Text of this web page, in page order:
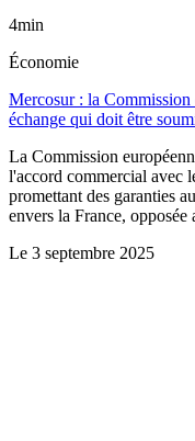
4min
Économie
Mercosur : la Commission
échange qui doit être
La Commission
l'accord commercial avec
promettant des garanties
envers la France, opposée
Le 3 septembre 2025